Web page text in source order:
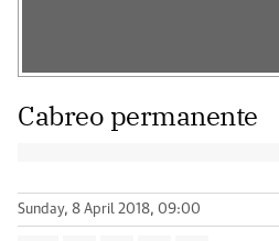
Cabreo permanente
Sunday, 8 April 2018, 09:00